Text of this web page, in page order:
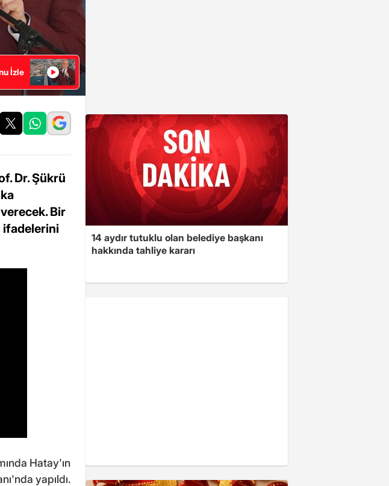
İzle
Dr. Şükrü
Bir
ifadelerini
Hatay'ın
yapıldı.
14 aydır tutuklu olan belediye başkanı
hakkında tahliye kararı